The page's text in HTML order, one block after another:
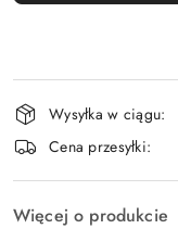
Dostępność
i
dostawa
Wysyłka w ciągu:
Cena przesyłki:
Więcej o produkcie